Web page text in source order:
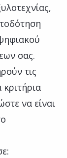
σας.
τις
κριτήρια
να είναι